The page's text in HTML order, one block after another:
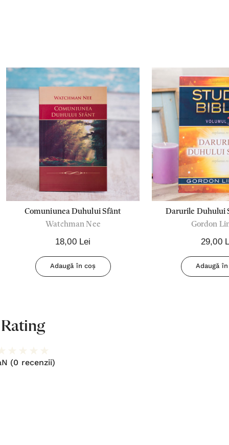
Comuniunea Duhului Sfânt
Watchman Nee
18,00 Lei
Adaugă în coș
Darurile Duhului
Biblic
Gordon
29,00
Adaugă
Rating
(0 recenzii)